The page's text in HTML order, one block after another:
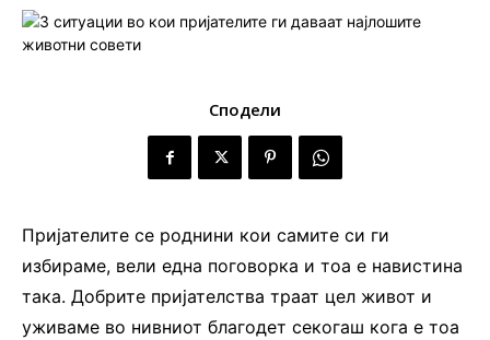
Сподели
Пријателите се роднини кои самите си ги
избираме, вели една поговорка и тоа е навистина
така. Добрите пријателства траат цел живот и
уживаме во нивниот благодет секогаш кога е тоа